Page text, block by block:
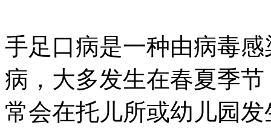
手足口病是一种由病毒
病，大多发生在春夏季
常会在托儿所或幼儿园